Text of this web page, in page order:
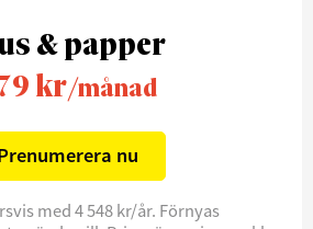
& papper
kr/månad
nu
med 4 548 kr/år. Förnyas